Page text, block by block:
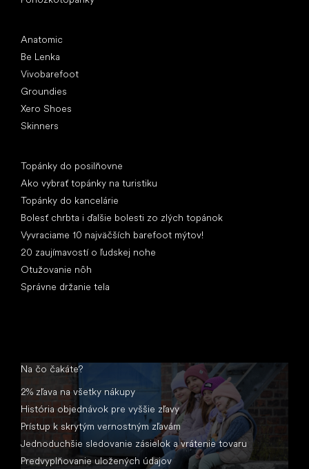
Anatomic
Be Lenka
Vivobarefoot
Groundies
Xero Shoes
Skinners
Topánky do posilňovne
Ako vybrať topánky na turistiku
Topánky do kancelárie
Bolesť chrbta i ďalšie bolesti zo zlých topánok
Vyvraciame 10 najväčších barefoot mýtov!
20 zaujímavostí o ľudskej nohe
Otužovanie nôh
Správne držanie tela
Na čo čakáte?
2% zľava na všetky nákupy
História objednávok pre vyššie zľavy
Prístup k skrytým vernostným zľavám
Jednoduchšie sledovanie zásielok a vrátenie tovaru
Predvyplňovanie uložených údajov